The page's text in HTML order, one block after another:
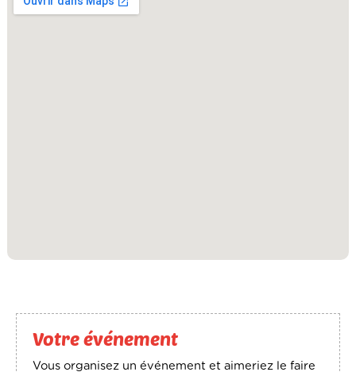
Votre événement
Vous organisez un événement et aimeriez le faire